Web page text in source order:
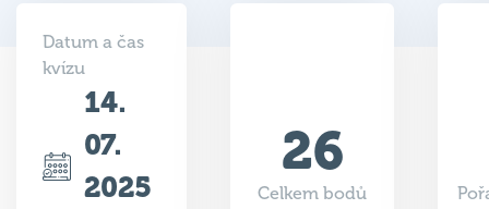
Datum a čas
kvízu
14.
07.
2025
26
Celkem bodů